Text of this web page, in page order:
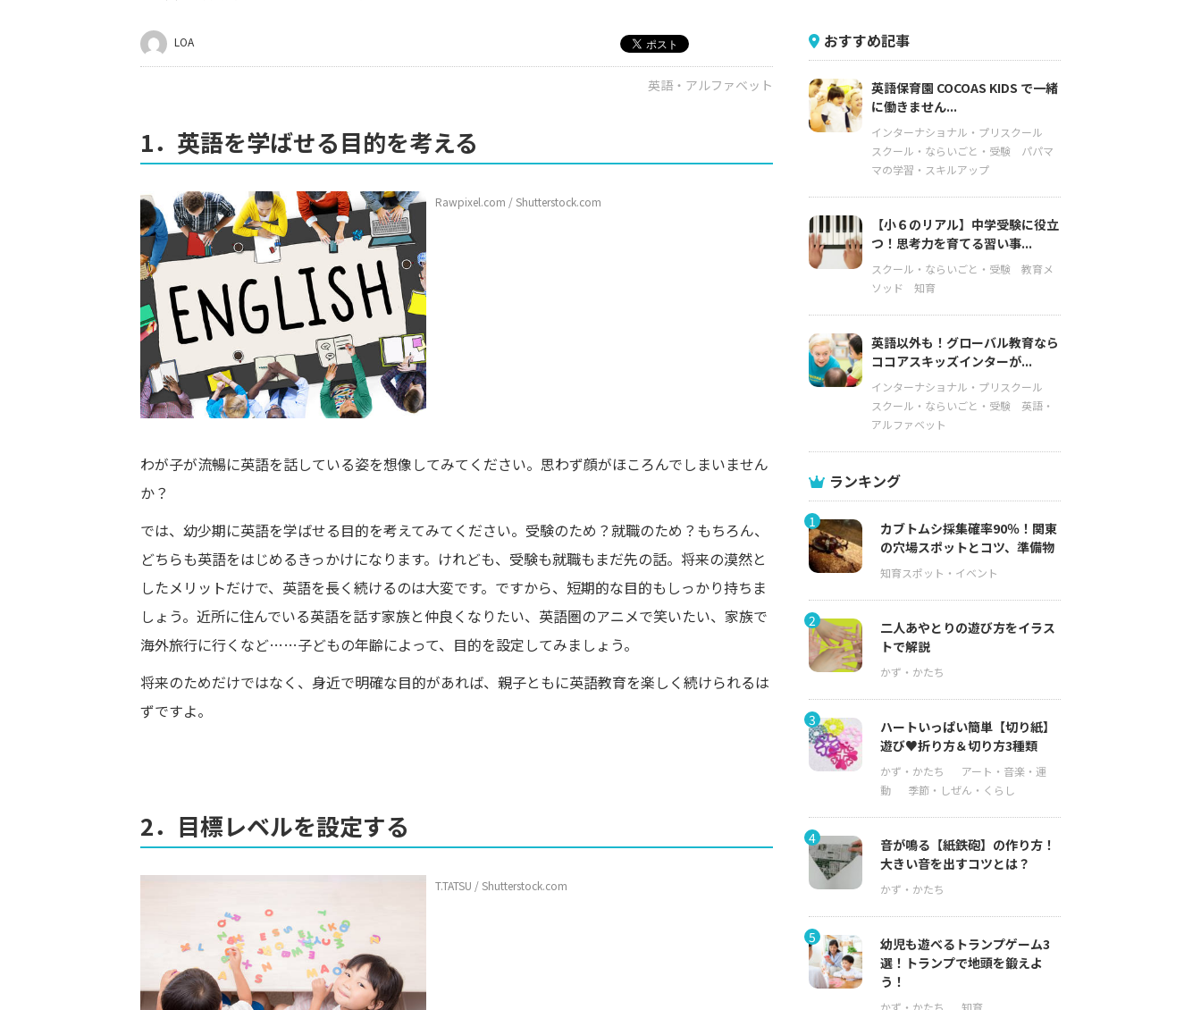
LOA
英語・アルファベット
1．英語を学ばせる目的を考える
Rawpixel.com / Shutterstock.com
わが子が流暢に英語を話している姿を想像してみてください。思わず顔がほころんでしまいません
か？
では、幼少期に英語を学ばせる目的を考えてみてください。受験のため？就職のため？もちろん、
どちらも英語をはじめるきっかけになります。けれども、受験も就職もまだ先の話。将来の漠然と
したメリットだけで、英語を長く続けるのは大変です。ですから、短期的な目的もしっかり持ちま
しょう。近所に住んでいる英語を話す家族と仲良くなりたい、英語圏のアニメで笑いたい、家族で
海外旅行に行くなど……子どもの年齢によって、目的を設定してみましょう。
将来のためだけではなく、身近で明確な目的があれば、親子ともに英語教育を楽しく続けられるは
ずですよ。
2．目標レベルを設定する
T.TATSU / Shutterstock.com
おすすめ記事
英語保育園 COCOAS KIDS で一緒
に働きません...
インターナショナル・プリスクール
スクール・ならいごと・受験
パパマ
マの学習・スキルアップ
【小６のリアル】中学受験に役立
つ！思考力を育てる習い事...
スクール・ならいごと・受験
教育メ
ソッド
知育
英語以外も！グローバル教育なら
ココアスキッズインターが...
インターナショナル・プリスクール
スクール・ならいごと・受験
英語・
アルファベット
ランキング
1
カブトムシ採集確率90％！関東
の穴場スポットとコツ、準備物
2
二人あやとりの遊び方をイラス
トで解説
3
ハートいっぱい簡単【切り紙】
遊び♥折り方＆切り方3種類
4
音が鳴る【紙鉄砲】の作り方！
大きい音を出すコツとは？
5
幼児も遊べるトランプゲーム3
選！トランプで地頭を鍛えよ
う！